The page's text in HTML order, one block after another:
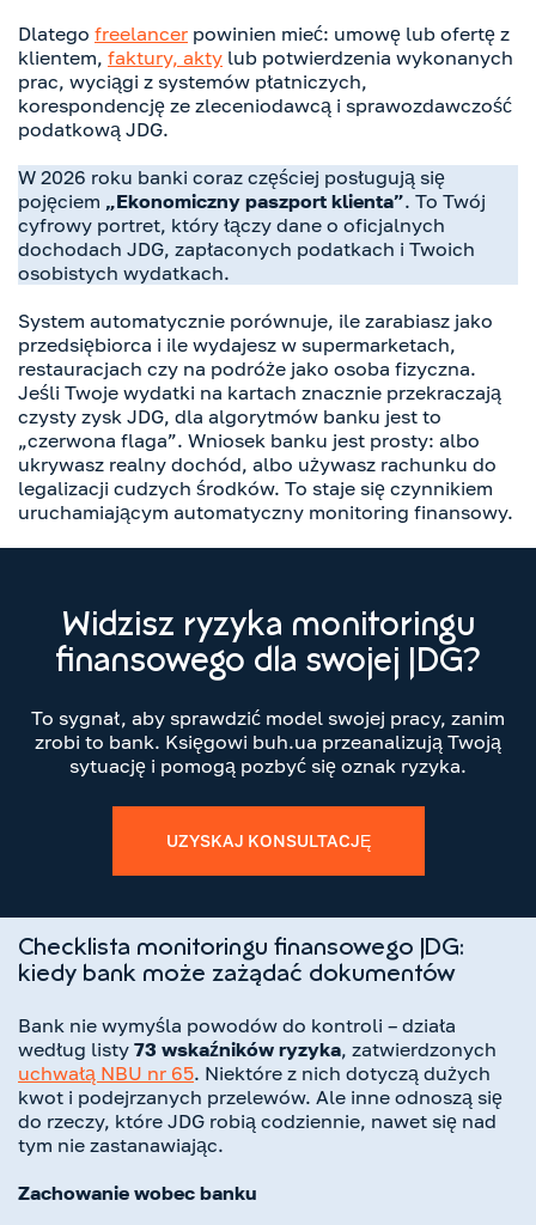
Dlatego freelancer powinien mieć: umowę lub ofertę z
klientem, faktury, akty lub potwierdzenia wykonanych
prac, wyciągi z systemów płatniczych,
korespondencję ze zleceniodawcą i sprawozdawczość
podatkową JDG.
W 2026 roku banki coraz częściej posługują się
pojęciem „Ekonomiczny paszport klienta”. To Twój
cyfrowy portret, który łączy dane o oficjalnych
dochodach JDG, zapłaconych podatkach i Twoich
osobistych wydatkach.
System automatycznie porównuje, ile zarabiasz jako
przedsiębiorca i ile wydajesz w supermarketach,
restauracjach czy na podróże jako osoba fizyczna.
Jeśli Twoje wydatki na kartach znacznie przekraczają
czysty zysk JDG, dla algorytmów banku jest to
„czerwona flaga”. Wniosek banku jest prosty: albo
ukrywasz realny dochód, albo używasz rachunku do
legalizacji cudzych środków. To staje się czynnikiem
uruchamiającym automatyczny monitoring finansowy.
Widzisz ryzyka monitoringu
finansowego dla swojej JDG?
To sygnał, aby sprawdzić model swojej pracy, zanim
zrobi to bank. Księgowi buh.ua przeanalizują Twoją
sytuację i pomogą pozbyć się oznak ryzyka.
UZYSKAJ KONSULTACJĘ
Checklista monitoringu finansowego JDG:
kiedy bank może zażądać dokumentów
Bank nie wymyśla powodów do kontroli – działa
według listy 73 wskaźników ryzyka, zatwierdzonych
uchwałą NBU nr 65. Niektóre z nich dotyczą dużych
kwot i podejrzanych przelewów. Ale inne odnoszą się
do rzeczy, które JDG robią codziennie, nawet się nad
tym nie zastanawiając.
Zachowanie wobec banku